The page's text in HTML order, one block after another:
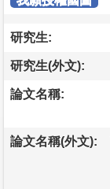
研究生:
研究生(外文):
論文名稱:
論文名稱(外文):